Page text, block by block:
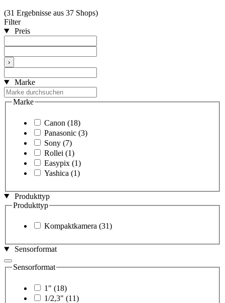
(31 Ergebnisse aus 37 Shops)
Filter
Preis
›
Marke
Marke
Canon (18)
Panasonic (3)
Sony (7)
Rollei (1)
Easypix (1)
Yashica (1)
Produkttyp
Produkttyp
Kompaktkamera (31)
Sensorformat
Sensorformat
1" (18)
1/2,3" (11)